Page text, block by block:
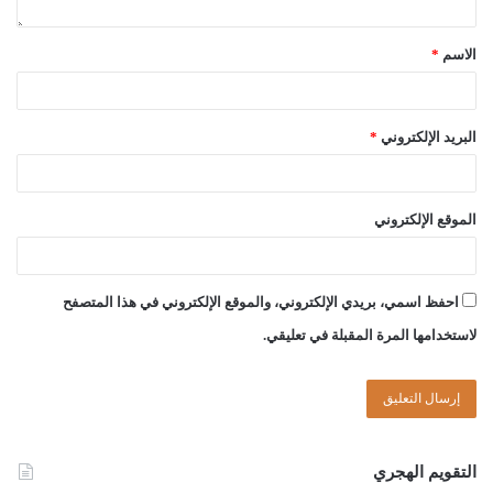
بْنِ مَالِكٍ قَالَ: (كُنَّا نُصَلِّي مَعَ النَّبِيِّ صلى الله عليه وسلم فَيَضَعُ أَحَدُنَا
وعليه؛ فإن صلاة المصلين خارجَ المسجدِ صحيحةٌ وإن كانت ناقصةَ
يعطلَ المسجدُ ولو في بعض الصلواتِ، والله أعلم.
وصلى الله على سيدنا محمد وعلى آله وصحبه وسلم
الاسم *
البريد الإلكتروني *
الموقع الإلكتروني
احفظ اسمي، بريدي الإلكتروني، والموقع الإلكتروني في هذا المتصفح
لاستخدامها المرة المقبلة في تعليقي.
التقويم الهجري